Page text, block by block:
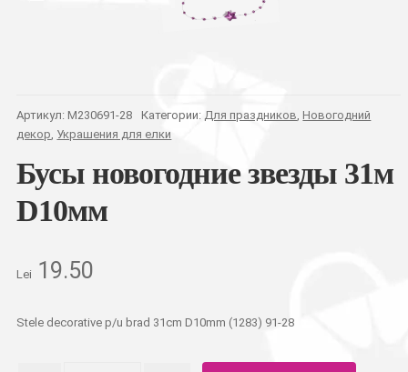
Артикул: M230691-28 Категории: Для праздников, Новогодний
декор, Украшения для елки
Бусы новогодние звезды 31м
D10мм
Lei 19.50
Stele decorative p/u brad 31сm D10mm (1283) 91-28